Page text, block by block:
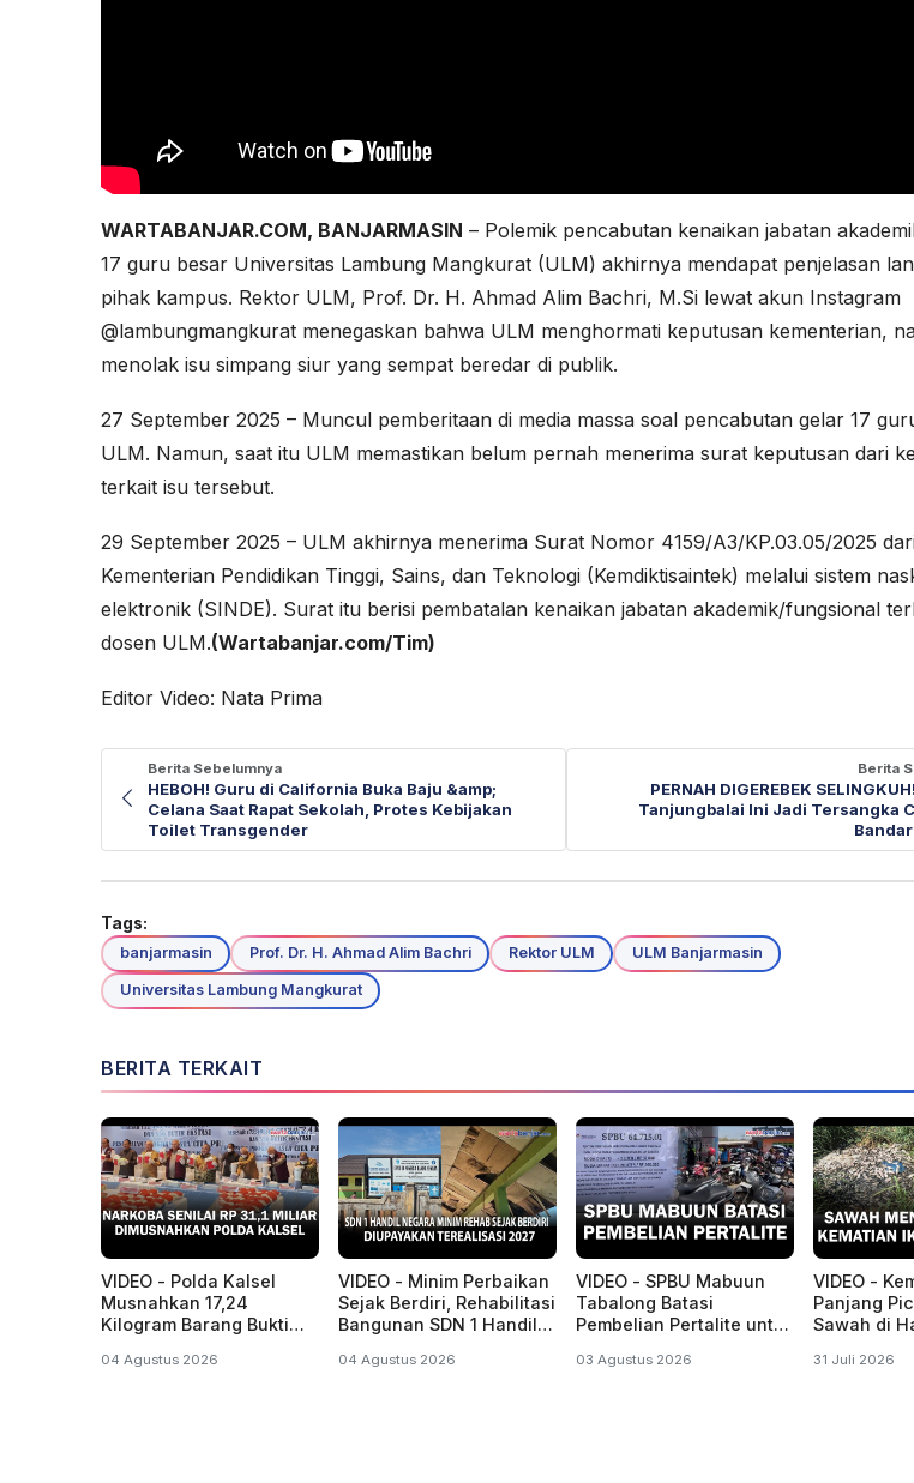
WARTABANJAR.COM, BANJARMASIN – Polemik pencabutan kenaikan jabatan
17 guru besar Universitas Lambung Mangkurat (ULM) akhirnya mendapat penjelasan
pihak kampus. Rektor ULM, Prof. Dr. H. Ahmad Alim Bachri, M.Si lewat akun Instagram
@lambungmangkurat menegaskan bahwa ULM menghormati keputusan kementerian,
menolak isu simpang siur yang sempat beredar di publik.
27 September 2025 – Muncul pemberitaan di media massa soal pencabutan gelar 17
ULM. Namun, saat itu ULM memastikan belum pernah menerima surat keputusan dari
terkait isu tersebut.
29 September 2025 – ULM akhirnya menerima Surat Nomor 4159/A3/KP.03.05/2025
Kementerian Pendidikan Tinggi, Sains, dan Teknologi (Kemdiktisaintek) melalui sistem
elektronik (SINDE). Surat itu berisi pembatalan kenaikan jabatan akademik/fungsional
dosen ULM.(Wartabanjar.com/Tim)
Editor Video: Nata Prima
Berita Sebelumnya
HEBOH! Guru di California Buka Baju &amp;
Celana Saat Rapat Sekolah, Protes Kebijakan
Toilet Transgender
Berita
PERNAH DIGEREBEK
Tanjungbalai Ini Jadi Tersangka
Tags:
banjarmasin Prof. Dr. H. Ahmad Alim Bachri Rektor ULM ULM Banjarmasin
Universitas Lambung Mangkurat
BERITA TERKAIT
VIDEO - Polda Kalsel
Musnahkan 17,24
Kilogram Barang Bukti
04 Agustus 2026
VIDEO - Minim Perbaikan
Sejak Berdiri, Rehabilitasi
Bangunan SDN 1 Handil
Terealisasi 2027
04 Agustus 2026
VIDEO - SPBU Mabuun
Tabalong Batasi
Pembelian Pertalite untuk
Kendaraan
03 Agustus 2026
VIDEO -
Panjang
Sawah di
Temukan
31 Juli 2026